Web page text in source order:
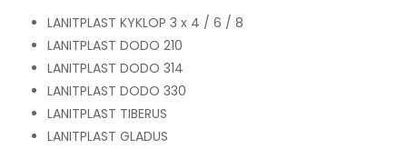
LANITPLAST KYKLOP 3 x 4 / 6 / 8
LANITPLAST DODO 210
LANITPLAST DODO 314
LANITPLAST DODO 330
LANITPLAST TIBERUS
LANITPLAST GLADUS